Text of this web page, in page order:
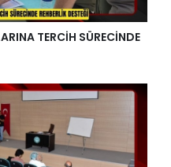
TERCİH SÜRECİNDE